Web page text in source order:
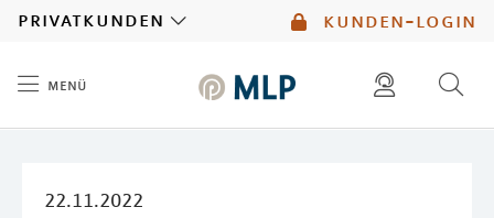
kunden-login
privatkunden
menü
22.11.2022